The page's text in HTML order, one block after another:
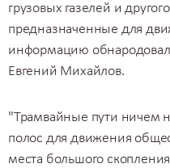
грузовых газелей и
предназначенные для
информацию обнародовал
Евгений Михайлов.
"Трамвайные пути ничем
полос для движения
места большого